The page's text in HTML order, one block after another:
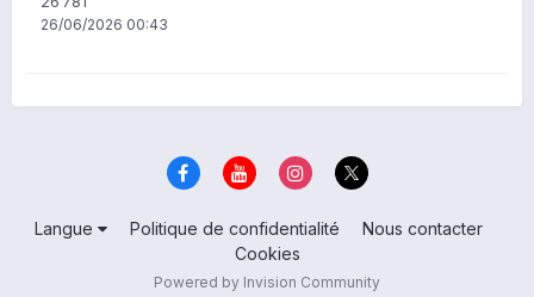
26/06/2026 00:43
Langue Politique de confidentialité
Nous contacter
Cookies
Powered by Invision Community